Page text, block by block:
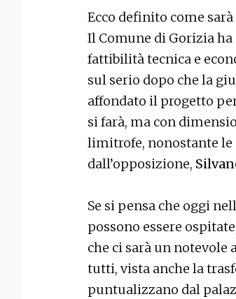
Ecco definito come
Il Comune di Gorizia
fattibilità tecnica e
sul serio dopo che la
affondato il progetto
si farà, ma con
limitrofe, nonostante le
dall’opposizione,
Se si pensa che oggi
possono essere
che ci sarà un notevole
tutti, vista anche la
puntualizzano dal